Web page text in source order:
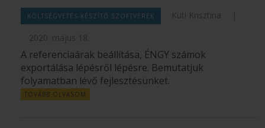
KÖLTSÉGVETÉS-KÉSZÍTŐ SZOFTVEREK Kuti Krisztina
|
2020. május 18.
A referenciaárak beállítása, ÉNGY számok
exportálása lépésről lépésre. Bemutatjuk
folyamatban lévő fejlesztésünket.
TOVÁBB OLVASOM